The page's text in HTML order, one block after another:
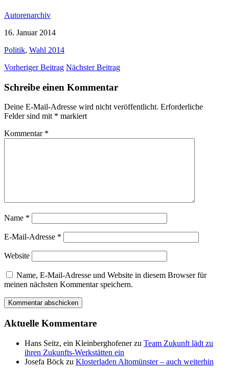
Autorenarchiv
16. Januar 2014
Politik, Wahl 2014
Vorheriger Beitrag Nächster Beitrag
Schreibe einen Kommentar
Deine E-Mail-Adresse wird nicht veröffentlicht. Erforderliche
Felder sind mit * markiert
Kommentar *
Name *
E-Mail-Adresse *
Website
Name, E-Mail-Adresse und Website in diesem Browser für
meinen nächsten Kommentar speichern.
Aktuelle Kommentare
Hans Seitz, ein Kleinberghofenerzu Team Zukunft lädt zu
ihren Zukunfts-Werkstätten ein
Josefa Böck zu Klosterladen Altomünster – auch weiterhin